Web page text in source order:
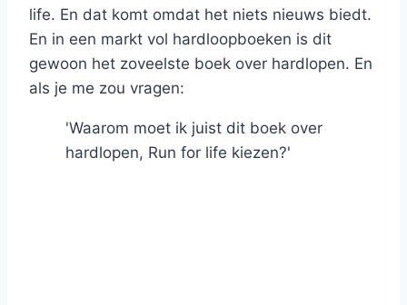
life. En dat komt omdat het niets nieuws biedt.
En in een markt vol hardloopboeken is dit
gewoon het zoveelste boek over hardlopen. En
als je me zou vragen:
'Waarom moet ik juist dit boek over
hardlopen, Run for life kiezen?'